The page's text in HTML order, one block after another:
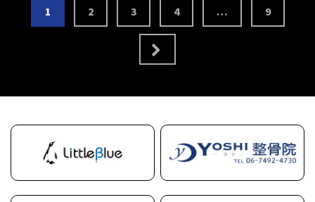
ー
送
1 2 3 4 … 9